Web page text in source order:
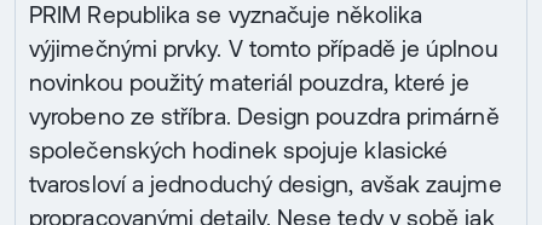
PRIM Republika se vyznačuje několika
výjimečnými prvky. V tomto případě je úplnou
novinkou použitý materiál pouzdra, které je
vyrobeno ze stříbra. Design pouzdra primárně
společenských hodinek spojuje klasické
tvarosloví a jednoduchý design, avšak zaujme
propracovanými detaily. Nese tedy v sobě jak